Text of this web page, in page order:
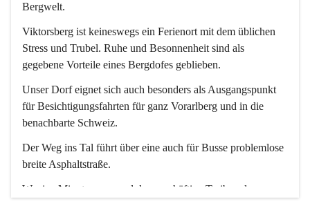
Bergwelt.
Viktorsberg ist keineswegs ein Ferienort mit dem üblichen
Stress und Trubel. Ruhe und Besonnenheit sind als
gegebene Vorteile eines Bergdofes geblieben.
Unser Dorf eignet sich auch besonders als Ausgangspunkt
für Besichtigungsfahrten für ganz Vorarlberg und in die
benachbarte Schweiz.
Der Weg ins Tal führt über eine auch für Busse problemlose
breite Asphaltstraße.
Wenige Minuten nur, und das geschäftige Treiben der